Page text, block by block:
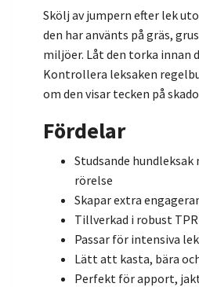
Skölj av jumpern efter lek
den har använts på gräs,
miljöer. Låt den torka innan
Kontrollera leksaken
om den visar tecken på
Fördelar
Studsande
rörelse
Skapar extra
Tillverkad i robust
Passar för intensiva
Lätt att kasta, bära
Perfekt för apport,